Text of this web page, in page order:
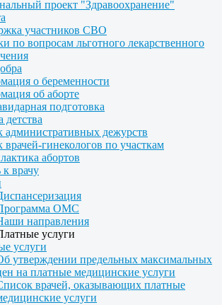
проект "Здравоохранение"
участников СВО
по вопросам льготного лекарственного
о беременности
об аборте
подготовка
детства
административных дежурств
врачей-гинекологов по участкам
абортов
к врачу
ОМС
направления
услуги
услуги
утверждении предельных максимальных
на платные медицинские услуги
врачей, оказывающих платные
услуги